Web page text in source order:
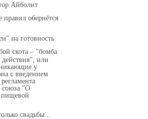
Айболит
правил обернётся
на готовность
скота – "бомба
действия", или
у
с введением
союза "О
пищевой
свадьбы...